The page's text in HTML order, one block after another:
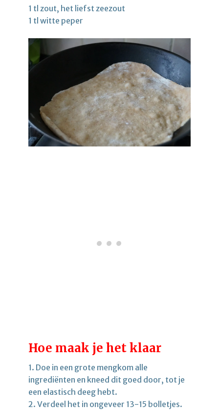
1 tl zout, het liefst zeezout
1 tl witte peper
Hoe maak je het klaar
1. Doe in een grote mengkom alle
ingrediënten en kneed dit goed door, tot je
een elastisch deeg hebt.
2. Verdeel het in ongeveer 13-15 bolletjes.